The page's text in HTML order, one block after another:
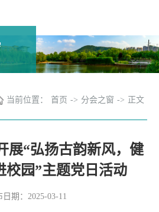
当前位置： 首页 -> 分会之窗 -> 正文
展“弘扬古韵新风，健
校园”主题党日活动
日期：2025-03-11